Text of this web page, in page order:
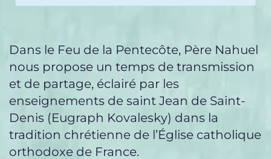
Dans le Feu de la Pentecôte, Père Nahuel
nous propose un temps de transmission
et de partage, éclairé par les
enseignements de saint Jean de Saint-
Denis (Eugraph Kovalesky) dans la
tradition chrétienne de l’Église catholique
orthodoxe de France.